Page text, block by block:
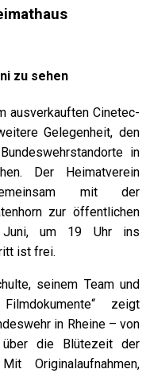
zu sehen
ausverkauften Cinetec-
Gelegenheit, den
in
Der Heimatverein
mit der
zur öffentlichen
Juni, um 19 Uhr ins
ist frei.
seinem Team und
zeigt
in Rheine – von
die Blütezeit der
Originalaufnahmen,